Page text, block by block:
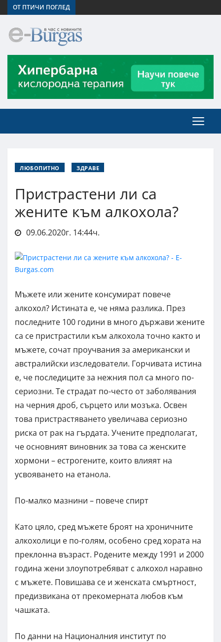
ОТ ПТИЧИ ПОГЛЕД
ЛЮБОПИТНО ЗДРАВЕ
Пристрастени ли са
жените към алкохола?
09.06.2020г. 14:44ч.
Мъжете или жените консумират повече
алкохол? Истината е, че няма разлика. През
последните 100 години в много държави жените
са се пристрастили към алкохола точно както и
мъжете, сочат проучвания за американски и
австралийски изследователи. Горчивата истина
е, че последиците за нежния пол са много по-
сериозни. Те страдат по-често от заболявания
на черния дроб, сърцето или мозъка. Освен
това пристрастяването увеличава сериозно
риска от рак на гърдата. Учените предполагат,
че основният виновник за това са женските
хормони – естрогените, които влияят на
усвояването на етанола.
По-малко мазнини – повече спирт
Като цяло, сред мъжете броят на хроничните
алкохолици е по-голям, особено сред хората на
преклонна възраст. Родените между 1991 и 2000
година жени злоупотребяват с алкохол наравно
с мъжете. Повишава се и женската смъртност,
предизвикана от прекомерната любов към
чашката.
По данни на Националния институт по